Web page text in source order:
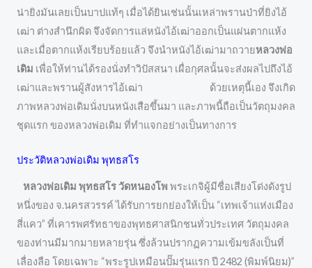
น่ายิงมันเลยเป็นบาปแท้ๆ เมื่อได้ยินเช่นนั้นเหล่าพรานป่าที่ยิงไอ้
เฒ่า ต่างสำนึกผิด จึงจัดการแล่หนังไอ้เฒ่าออกเป็นแผ่นตากแห้ง
และเมื่อตากแห้งเรียบร้อยแล้ว จึงนำหนังไอ้เฒ่ามาถวายหลวงพ่อ
เดิม เพื่อให้ท่านได้รองนั่งทำวิปัสสนา เผื่อกุศลนั้นจะส่งผลไปถึงไอ้
เฒ่าและพรานผู้สังหารไอ้เฒ่า ด้วยเหตุนี้เอง จึงเกิด
ภาพหลวงพ่อเดิมนั่งบนหนังเสือขึ้นมา และภาพนี้ถือเป็นวัตถุมงคล
ชุดแรก ของหลวงพ่อเดิม ที่ทำแจกอย่างเป็นทางการ
ประวัติหลวงพ่อเดิม พุทธสโร
หลวงพ่อเดิม พุทธสโร วัดหนองโพ พระเกจิผู้มีชื่อเสียงโด่งดังรูป
หนึ่งของ จ.นครสวรรค์ ได้รับการยกย่องให้เป็น “เทพเจ้าแห่งเมือง
สี่แคว” ที่เคารพศรัทธาของพุทธศาสนิกชนทั่วประเทศ วัตถุมงคล
ของท่านมีมากมายหลายรุ่น ซึ่งล้วนปรากฏความเข้มขลังเป็นที่
เลื่องลือ โดยเฉพาะ “พระรูปเหมือนปั๊มรุ่นแรก ปี 2482 (พิมพ์นิยม)”